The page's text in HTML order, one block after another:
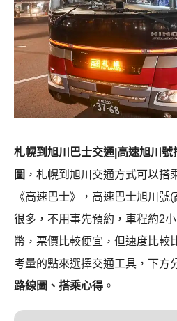
札幌到旭川巴士交通|高速旭川
圖 ，札幌到旭川交通方式可以搭
《高速巴士》，高速巴士旭川號
很多，不用事先預約，車程約2
幣，票價比較便宜，但速度比較
考量的點來選擇交通工具，下方
路線圖、搭乘心得 。